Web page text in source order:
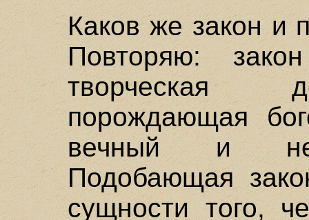
Каков же закон и
Повторяю:
творческая
порождающая
вечный и
Подобающая
сущности того,